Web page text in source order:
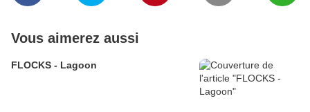
Vous aimerez aussi
FLOCKS - Lagoon